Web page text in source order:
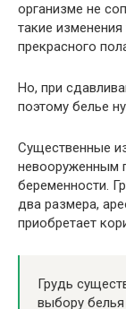
организме не
такие
прекрасного
Но, при
поэтому белье
Существенные
невооруженным
беременности.
два размера,
приобретает
Грудь
выбору белья